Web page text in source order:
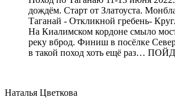
дождём. Старт от Златоуста.
Таганай - Откликной гребень-
На Киалимском кордоне смыло
реку вброд. Финиш в посёлке
в такой поход хоть ещё раз…
Наталья Цветкова